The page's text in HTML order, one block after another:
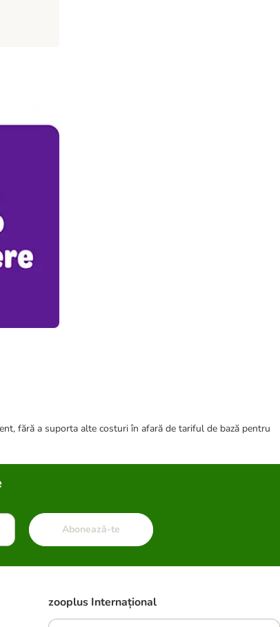
fără a suporta alte costuri în afară de tariful de bază pentru
Abonează-te
zooplus Internațional